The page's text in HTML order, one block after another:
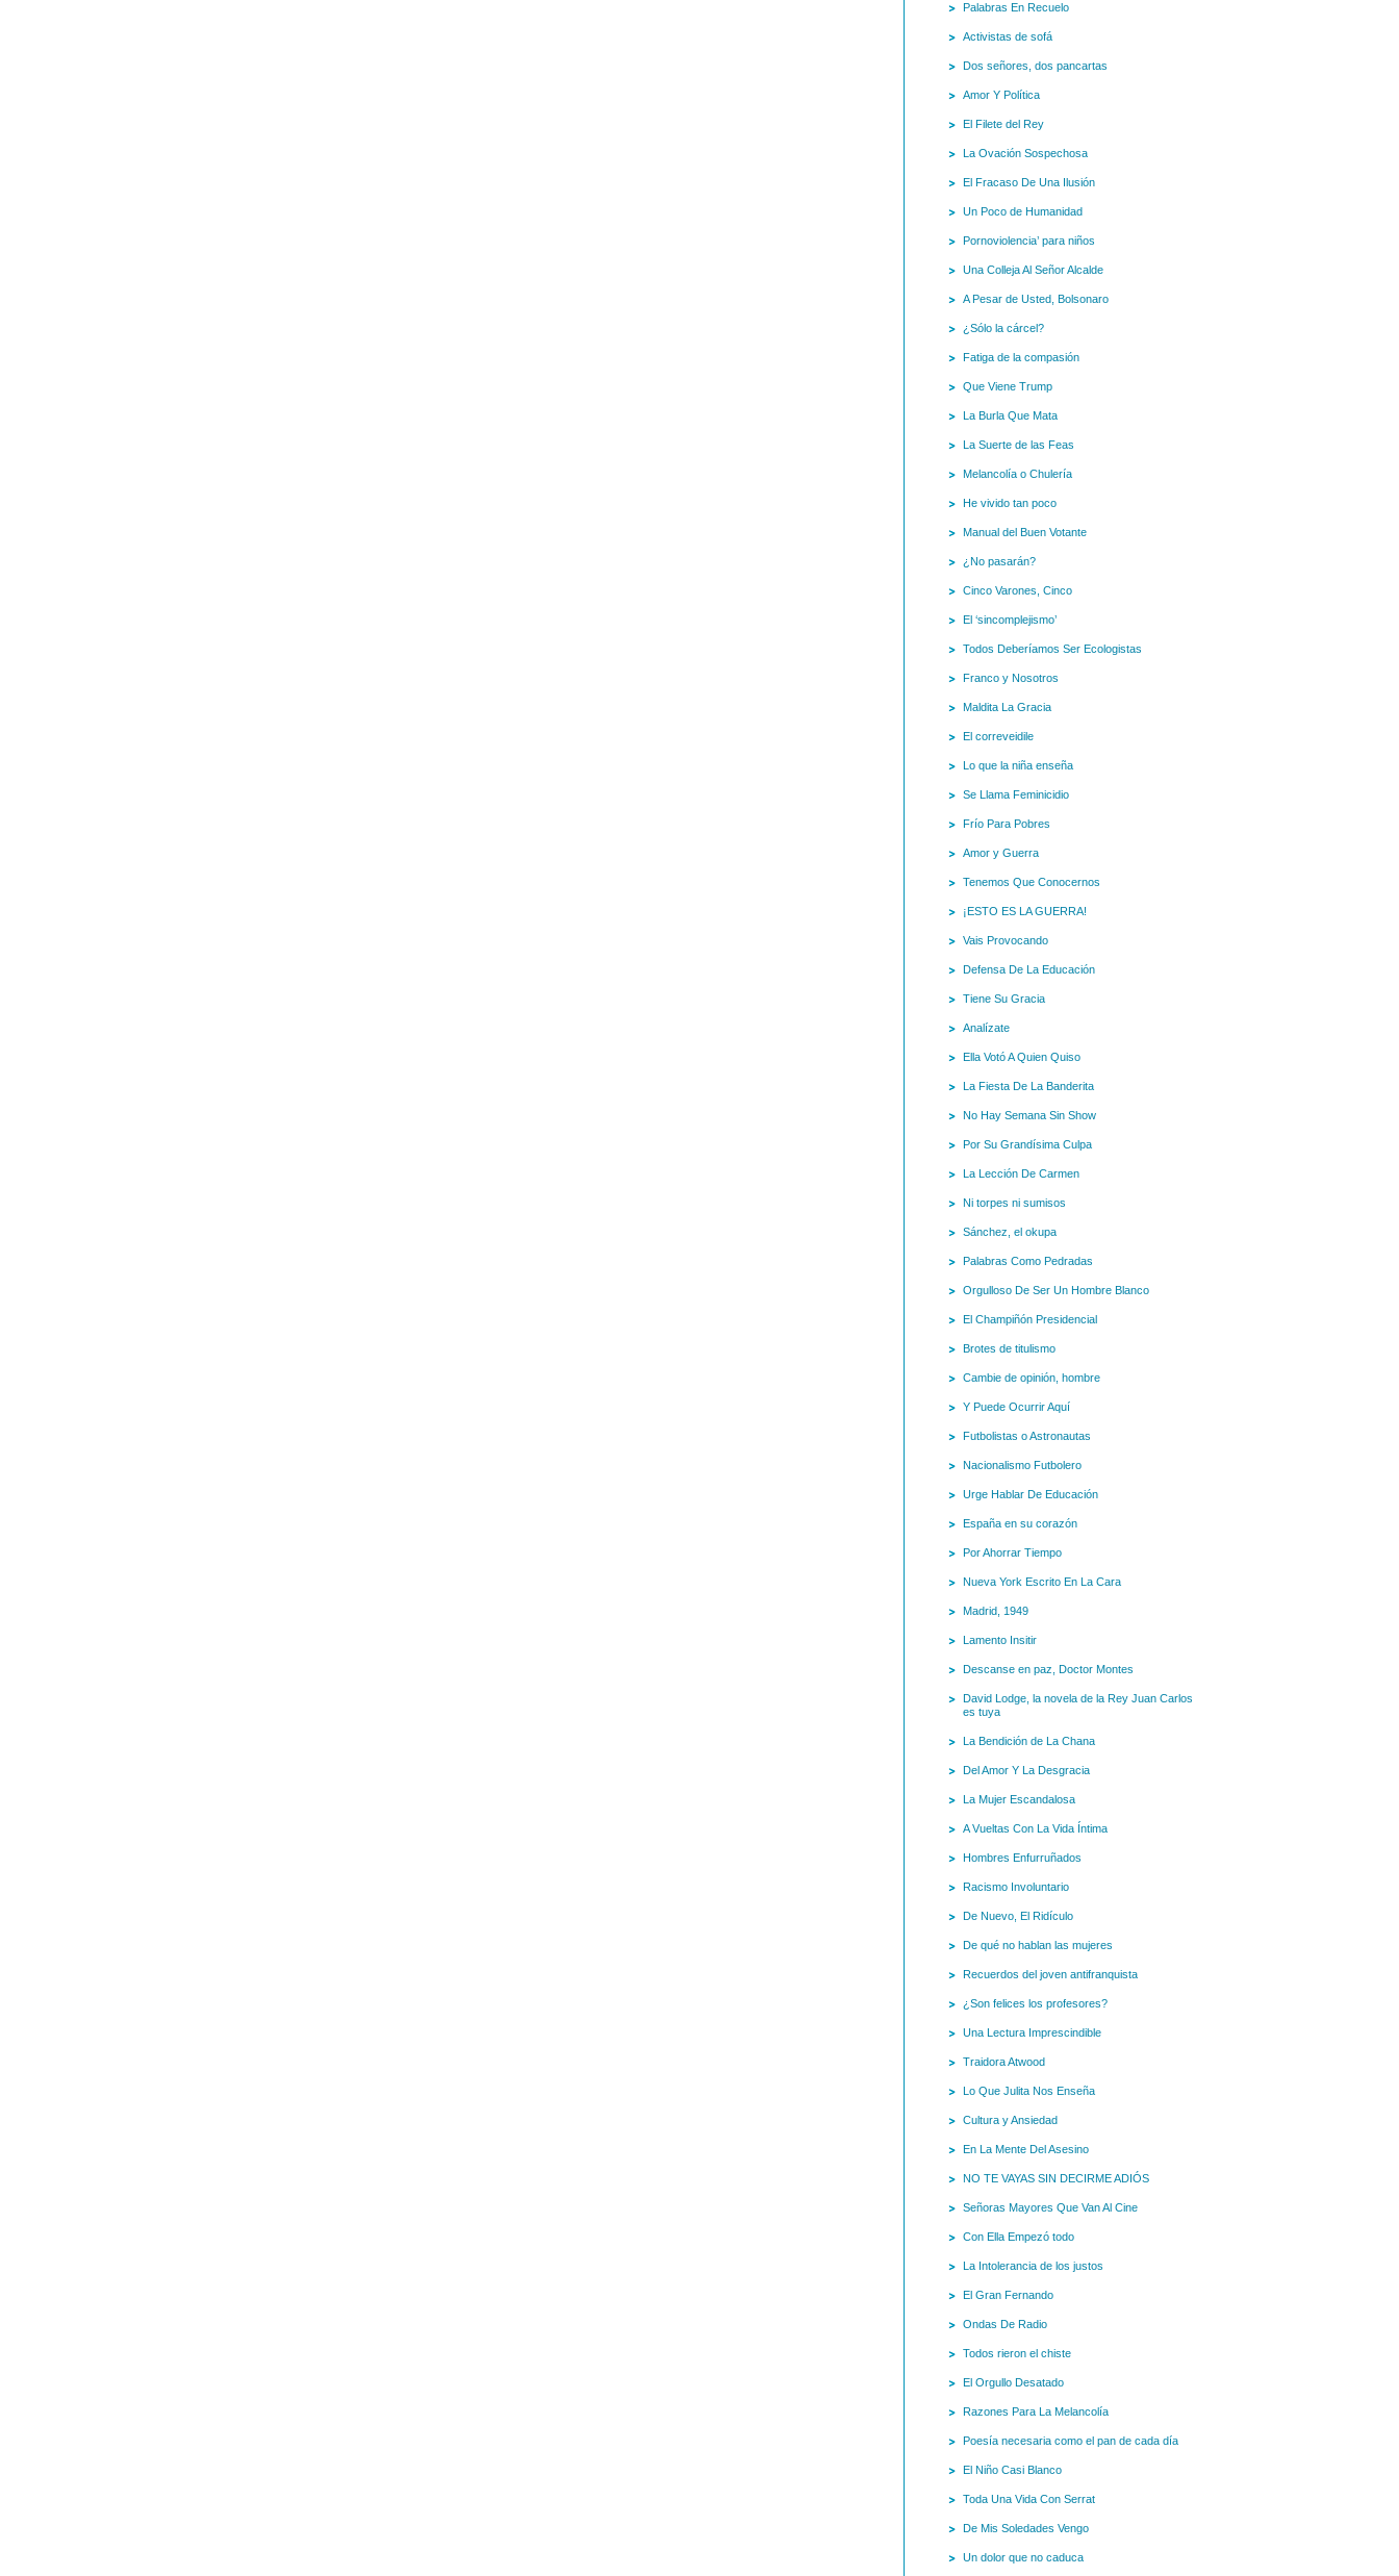
Palabras En Recuelo
Activistas de sofá
Dos señores, dos pancartas
Amor Y Política
El Filete del Rey
La Ovación Sospechosa
El Fracaso De Una Ilusión
Un Poco de Humanidad
Pornoviolencia’ para niños
Una Colleja Al Señor Alcalde
A Pesar de Usted, Bolsonaro
¿Sólo la cárcel?
Fatiga de la compasión
Que Viene Trump
La Burla Que Mata
La Suerte de las Feas
Melancolía o Chulería
He vivido tan poco
Manual del Buen Votante
¿No pasarán?
Cinco Varones, Cinco
El ‘sincomplejismo’
Todos Deberíamos Ser Ecologistas
Franco y Nosotros
Maldita La Gracia
El correveidile
Lo que la niña enseña
Se Llama Feminicidio
Frío Para Pobres
Amor y Guerra
Tenemos Que Conocernos
¡ESTO ES LA GUERRA!
Vais Provocando
Defensa De La Educación
Tiene Su Gracia
Analízate
Ella Votó A Quien Quiso
La Fiesta De La Banderita
No Hay Semana Sin Show
Por Su Grandísima Culpa
La Lección De Carmen
Ni torpes ni sumisos
Sánchez, el okupa
Palabras Como Pedradas
Orgulloso De Ser Un Hombre Blanco
El Champiñón Presidencial
Brotes de titulismo
Cambie de opinión, hombre
Y Puede Ocurrir Aquí
Futbolistas o Astronautas
Nacionalismo Futbolero
Urge Hablar De Educación
España en su corazón
Por Ahorrar Tiempo
Nueva York Escrito En La Cara
Madrid, 1949
Lamento Insitir
Descanse en paz, Doctor Montes
David Lodge, la novela de la Rey Juan Carlos
es tuya
La Bendición de La Chana
Del Amor Y La Desgracia
La Mujer Escandalosa
A Vueltas Con La Vida Íntima
Hombres Enfurruñados
Racismo Involuntario
De Nuevo, El Ridículo
De qué no hablan las mujeres
Recuerdos del joven antifranquista
¿Son felices los profesores?
Una Lectura Imprescindible
Traidora Atwood
Lo Que Julita Nos Enseña
Cultura y Ansiedad
En La Mente Del Asesino
NO TE VAYAS SIN DECIRME ADIÓS
Señoras Mayores Que Van Al Cine
Con Ella Empezó todo
La Intolerancia de los justos
El Gran Fernando
Ondas De Radio
Todos rieron el chiste
El Orgullo Desatado
Razones Para La Melancolía
Poesía necesaria como el pan de cada día
El Niño Casi Blanco
Toda Una Vida Con Serrat
De Mis Soledades Vengo
Un dolor que no caduca